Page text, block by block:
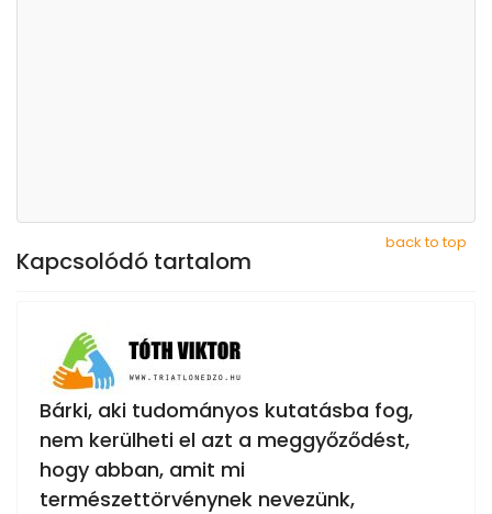
back to top
Kapcsolódó tartalom
Bárki, aki tudományos kutatásba fog,
nem kerülheti el azt a meggyőződést,
hogy abban, amit mi
természettörvénynek nevezünk,